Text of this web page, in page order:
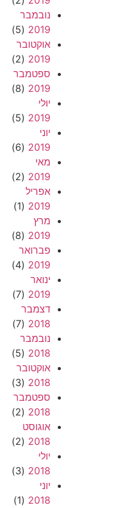
נובמבר
2019
(5)
אוקטובר
2019
(2)
ספטמבר
2019
(8)
יולי
2019
(5)
יוני
2019
(6)
מאי
2019
(2)
אפריל
2019
(1)
מרץ
2019
(8)
פברואר
2019
(4)
ינואר
2019
(7)
דצמבר
2018
(7)
נובמבר
2018
(5)
אוקטובר
2018
(3)
ספטמבר
2018
(2)
אוגוסט
2018
(2)
יולי
2018
(3)
יוני
2018
(1)